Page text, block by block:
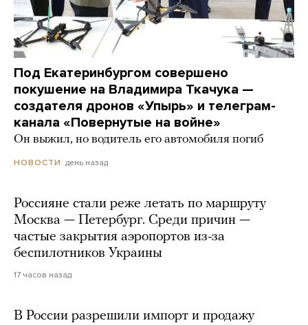
Под Екатеринбургом совершено
покушение на Владимира Ткачука —
создателя дронов «Упырь» и телеграм-
канала «Повернутые на войне»
Он выжил, но водитель его автомобиля погиб
НОВОСТИ день назад
Россияне стали реже летать по маршруту
Москва — Петербург. Среди причин —
частые закрытия аэропортов из-за
беспилотников Украины
17 часов назад
В России разрешили импорт и продажу